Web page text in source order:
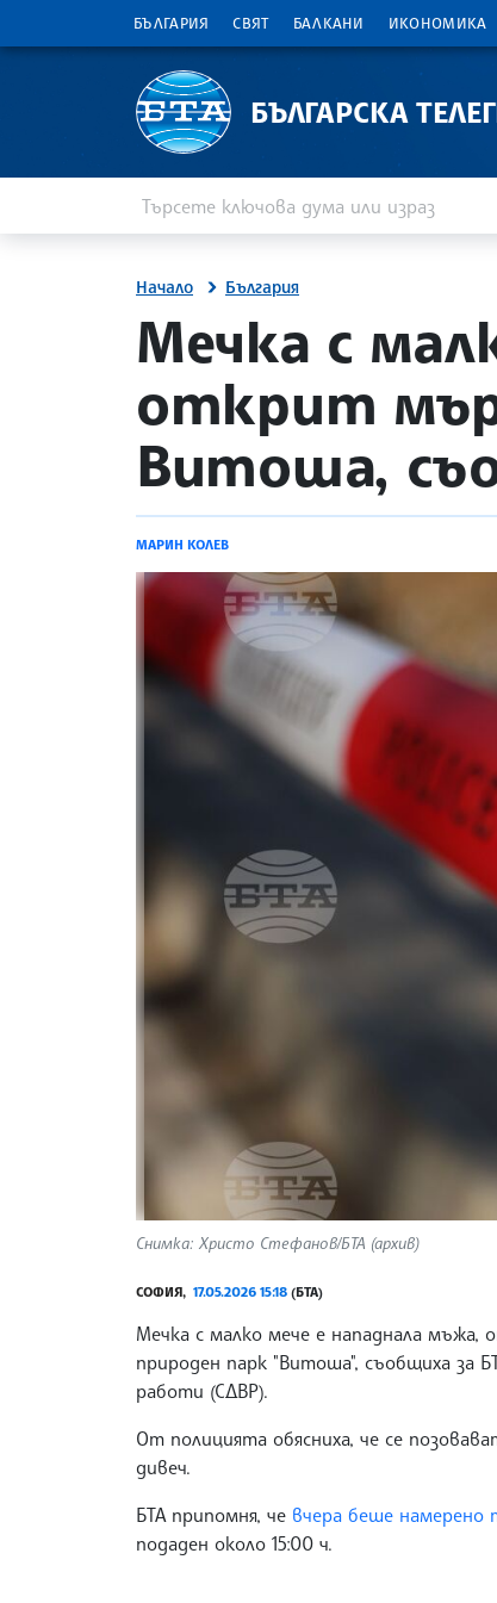
БЪЛГАРИЯ СВЯТ БАЛКАНИ ИКОНОМИКА
БЪЛГАРСКА
Начало България
site.bta
Мечка с
открит
Витоша,
МАРИН КОЛЕВ
Снимка: Христо Стефанов/БТА (архив)
СОФИЯ, 17.05.2026 15:18 (БТА)
Мечка с малко мече е нападнала
природен парк "Витоша", съобщиха за
работи (СДВР).
От полицията обясниха, че се
дивеч.
БТА припомня, че вчера беше намерено
подаден около 15:00 ч.